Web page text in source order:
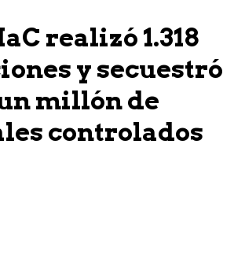
realizó 1.318
y secuestró
millón de
controlados